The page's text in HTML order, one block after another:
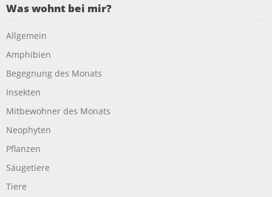
Was wohnt bei mir?
Allgemein
Amphibien
Begegnung des Monats
Insekten
Mitbewohner des Monats
Neophyten
Pflanzen
Säugetiere
Tiere